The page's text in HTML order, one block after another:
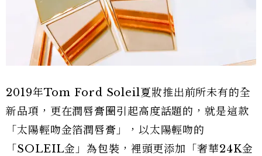
2019年Tom Ford Soleil夏妝推出前所未有的全
新品項，更在潤唇膏圈引起高度話題的，就是這款
「太陽輕吻金箔潤唇膏」，以太陽輕吻的
「SOLEIL金」為包裝，裡頭更添加「奢華24K金